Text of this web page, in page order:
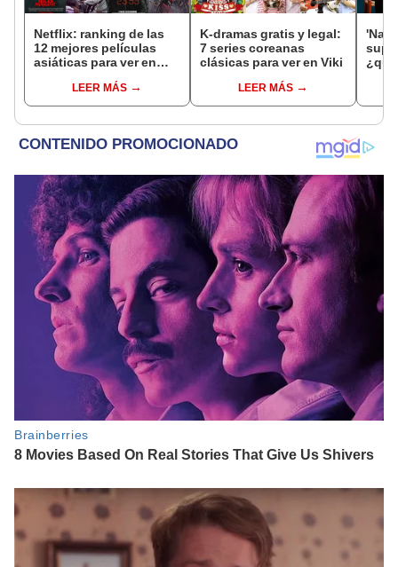
Netflix: ranking de las
12 mejores películas
asiáticas para ver en
LEER MÁS
K-dramas gratis y legal:
7 series coreanas
clásicas para ver en Viki
LEER MÁS